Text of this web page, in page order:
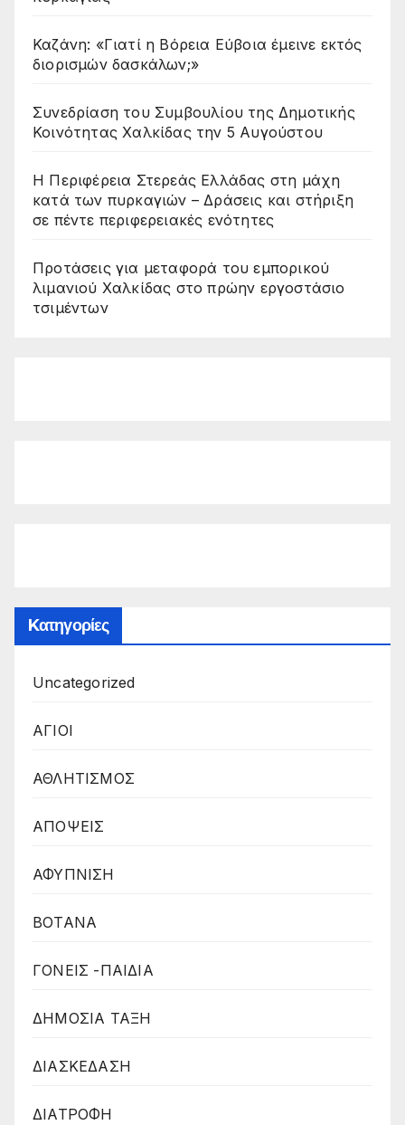
Καζάνη: «Γιατί η Βόρεια Εύβοια έμεινε εκτός
διορισμών δασκάλων;»
Συνεδρίαση του Συμβουλίου της Δημοτικής
Κοινότητας Χαλκίδας την 5 Αυγούστου
Η Περιφέρεια Στερεάς Ελλάδας στη μάχη
κατά των πυρκαγιών – Δράσεις και στήριξη
σε πέντε περιφερειακές ενότητες
Προτάσεις για μεταφορά του εμπορικού
λιμανιού Χαλκίδας στο πρώην εργοστάσιο
τσιμέντων
Kατηγορίες
Uncategorized
ΑΓΙΟΙ
ΑΘΛΗΤΙΣΜΟΣ
ΑΠΟΨΕΙΣ
ΑΦΥΠΝΙΣΗ
ΒΟΤΑΝΑ
ΓΟΝΕΙΣ -ΠΑΙΔΙΑ
ΔΗΜΟΣΙΑ ΤΑΞΗ
ΔΙΑΣΚΕΔΑΣΗ
ΔΙΑΤΡΟΦΗ